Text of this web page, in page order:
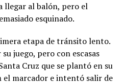
llegar al balón, pero el
esquinado.
etapa de tránsito lento.
juego, pero con escasas
Cruz que se plantó en su
marcador e intentó salir de